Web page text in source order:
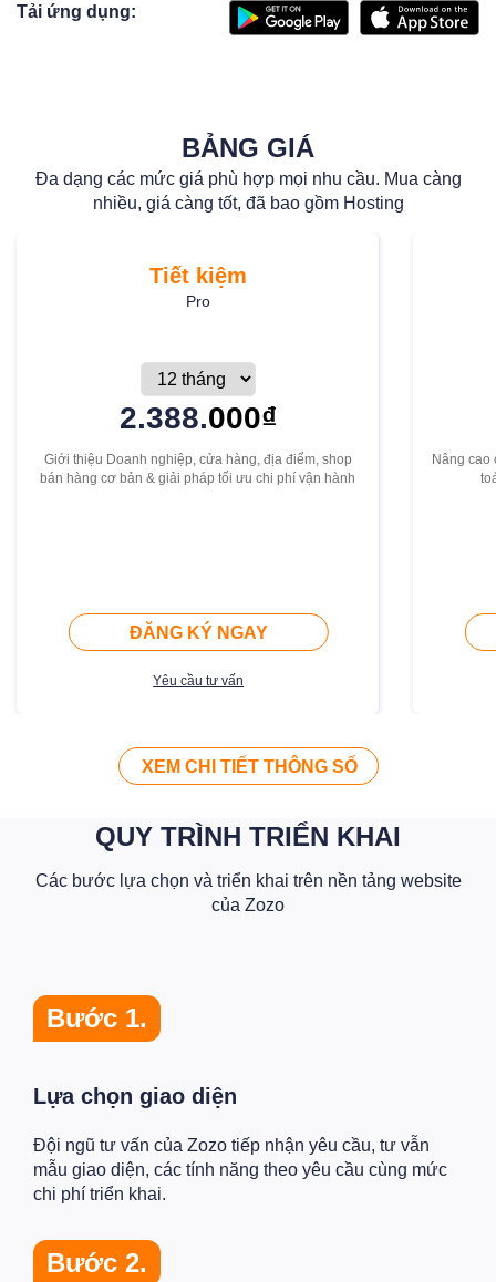
Tải ứng dụng:
BẢNG GIÁ
Đa dạng các mức giá phù hợp mọi nhu cầu. Mua càng
nhiều, giá càng tốt, đã bao gồm Hosting
Tiết kiệm
Pro
2.388.000₫
Giới thiệu Doanh nghiệp, cửa hàng, địa điểm, shop
bán hàng cơ bản & giải pháp tối ưu chi phí vận hành
ĐĂNG KÝ NGAY
Yêu cầu tư vấn
Nâng cao
XEM CHI TIẾT THÔNG SỐ
QUY TRÌNH TRIỂN KHAI
Các bước lựa chọn và triển khai trên nền tảng website
của Zozo
Bước 1.
Lựa chọn giao diện
Đội ngũ tư vấn của Zozo tiếp nhận yêu cầu, tư vẫn
mẫu giao diện, các tính năng theo yêu cầu cùng mức
chi phí triển khai.
Bước 2.